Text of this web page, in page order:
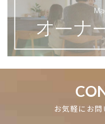
お気軽にお